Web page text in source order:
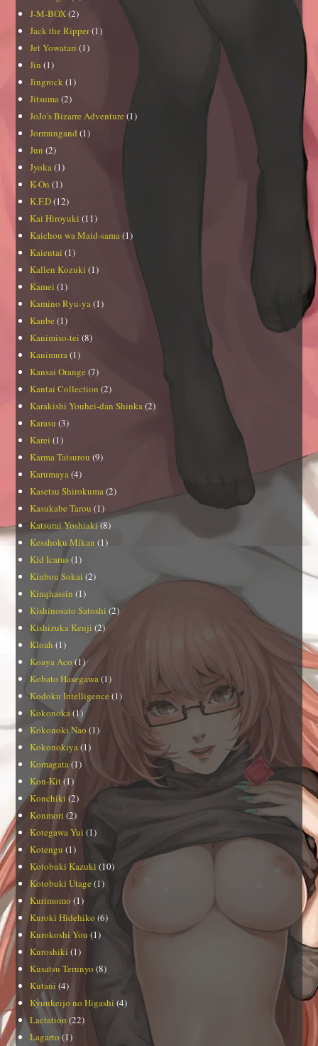
J-M-BOX(2)
Jack the Ripper(1)
Jet Yowatari (1)
Jin (1)
Jingrock (1)
Jitsuma (2)
JoJo's Bizarre Adventure (1)
Jormungand (1)
Jun (2)
Jyoka (1)
K-On (1)
K.F.D(12)
Kai Hiroyuki (11)
Kaichou wa Maid-sama (1)
Kaientai (1)
Kallen Kozuki (1)
Kamei (1)
Kamino Ryu-ya (1)
Kanbe (1)
Kanimiso-tei (8)
Kanimura (1)
Kansai Orange (7)
Kantai Collection (2)
Karakishi Youhei-dan Shinka (2)
Karasu (3)
Karei (1)
Karma Tatsurou (9)
Karumaya (4)
Kasetsu Shirokuma (2)
Kasukabe Tarou (1)
Katsurai Yoshiaki (8)
Kesshoku Mikan (1)
Kid Icarus(1)
Kinbou Sokai (2)
Kinqhassin (1)
Kishinosato Satoshi (2)
Kishizuka Kenji (2)
Kloah (1)
Koaya Aco (1)
Kobato Hasegawa (1)
Kodoku Intelligence (1)
Kokonoka (1)
Kokonoki Nao (1)
Kokonokiya (1)
Komagata(1)
Kon-Kit(1)
Konchiki (2)
Konmori (2)
Kotegawa Yui (1)
Kotengu (1)
Kotobuki Kazuki (10)
Kotobuki Utage(1)
Kurimomo (1)
Kuroki Hidehiko (6)
Kurokoshi You (1)
Kuroshiki (1)
Kusatsu Terunyo (8)
Kutani (4)
Kyuukeijo no Higashi (4)
Lactation (22)
Lagarto (1)